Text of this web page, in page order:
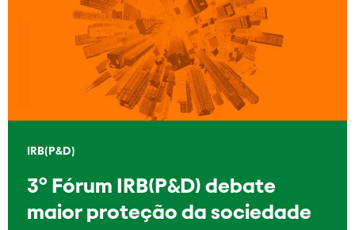
IRB(P&D)
3º Fórum IRB(P&D) debate
maior proteção da sociedade